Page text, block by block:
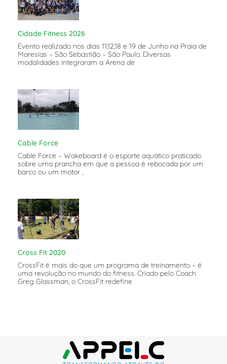
Cidade Fitness 2026
Evento realizado nos dias 11,12,18 e 19 de Junho na Praia de
Maresias – São Sebastião – São Paulo. Diversas
modalidades integraram a Arena de
Cable Force
Cable Force – Wakeboard é o esporte aquático praticado
sobre uma prancha em que a pessoa é rebocada por um
barco ou um motor ,
Cross Fit 2020
CrossFit é mais do que um programa de treinamento – é
uma revolução no mundo do fitness. Criado pelo Coach
Greg Glassman, o CrossFit redefine